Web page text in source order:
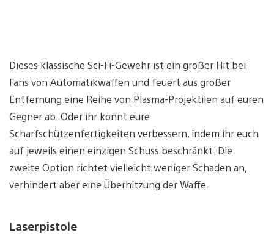
Dieses klassische Sci-Fi-Gewehr ist ein großer Hit bei
Fans von Automatikwaffen und feuert aus großer
Entfernung eine Reihe von Plasma-Projektilen auf euren
Gegner ab. Oder ihr könnt eure
Scharfschützenfertigkeiten verbessern, indem ihr euch
auf jeweils einen einzigen Schuss beschränkt. Die
zweite Option richtet vielleicht weniger Schaden an,
verhindert aber eine Überhitzung der Waffe.
Laserpistole